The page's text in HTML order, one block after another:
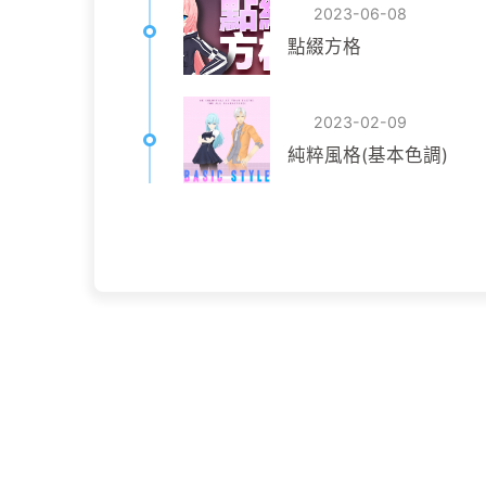
2023-06-08
點綴方格
2023-02-09
純粹風格(基本色調)